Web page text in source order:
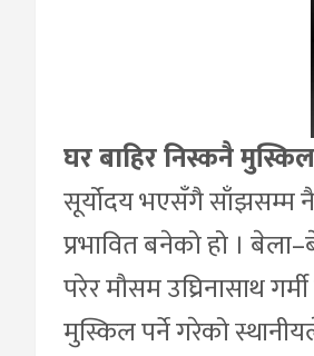
घर बाहिर निस्कनै मुस्किल
सूर्योदय भएसँगै साँझसम्म
प्रभावित बनेको हो ।
परेर मौसम उघ्रिनासाथ
मुस्किल पर्ने गरेको